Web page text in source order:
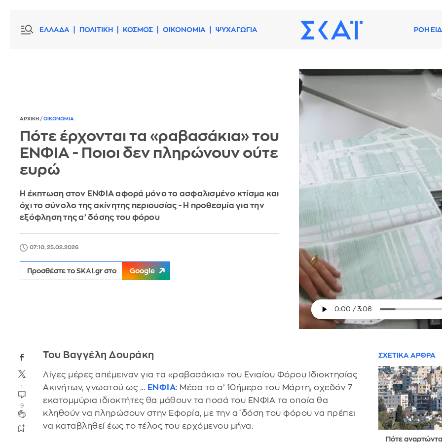
ΕΛΛΑΔΑ ΠΟΛΙΤΙΚΗ ΚΟΣΜΟΣ ΟΙΚΟΝΟΜΙΑ ΨΥΧΑΓΩΓΙΑ ΡΟΗ
ΑΡΧΙΚΗ / ΟΙΚΟΝΟΜΙΑ
Πότε έρχονται τα «ραβασάκια» του
ΕΝΦΙΑ - Ποιοι δεν πληρώνουν ούτε
ευρώ
Η έκπτωση στον ΕΝΦΙΑ αφορά μόνο το ασφαλισμένο κτίσμα και
όχι το σύνολο της ακίνητης περιουσίας - Η προθεσμία για την
εξόφληση της α’ δόσης του φόρου
07:10, 25.02.2026
Προσθέστε το SKAI.gr στο Google
1
9
Του Βαγγέλη Δουράκη
Λίγες μέρες απέμειναν για τα «ραβασάκια» του Ενιαίου Φόρου Ιδιοκτησίας
Ακινήτων, γνωστού ως … ΕΝΦΙΑ: Μέσα το α’ 10ήμερο του Μάρτη, σχεδόν 7
εκατομμύρια ιδιοκτήτες θα μάθουν τα ποσά του ΕΝΦΙΑ τα οποία θα
κληθούν να πληρώσουν στην Εφορία, με την α΄δόση του φόρου να πρέπει
να καταβληθεί έως το τέλος του ερχόμενου μήνα.
ΣΧΕΤΙΚΑ ΑΡΘΡΑ
Πότε